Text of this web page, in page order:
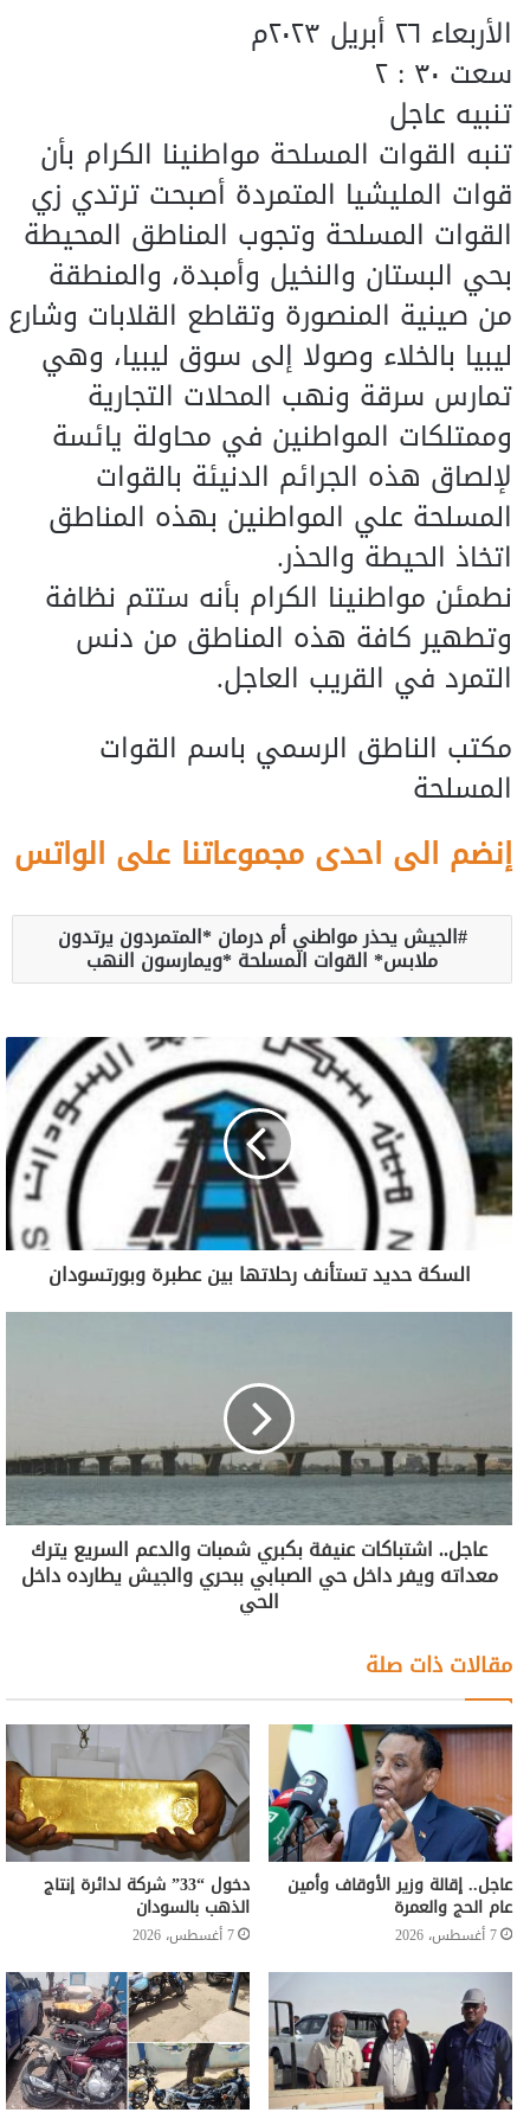
الأربعاء ٢٦ أبريل ٢٠٢٣م
سعت ٣٠ : ٢
تنبيه عاجل
تنبه القوات المسلحة مواطنينا الكرام بأن
قوات المليشيا المتمردة أصبحت ترتدي زي
القوات المسلحة وتجوب المناطق المحيطة
بحي البستان والنخيل وأمبدة، والمنطقة
من صينية المنصورة وتقاطع القلابات وشارع
ليبيا بالخلاء وصولا إلى سوق ليبيا، وهي
تمارس سرقة ونهب المحلات التجارية
وممتلكات المواطنين في محاولة يائسة
لإلصاق هذه الجرائم الدنيئة بالقوات
المسلحة علي المواطنين بهذه المناطق
اتخاذ الحيطة والحذر.
نطمئن مواطنينا الكرام بأنه ستتم نظافة
وتطهير كافة هذه المناطق من دنس
التمرد في القريب العاجل.
مكتب الناطق الرسمي باسم القوات
المسلحة
إنضم الى احدى مجموعاتنا على الواتس
الجيش يحذر مواطني أم درمان *المتمردون يرتدون
ملابس* القوات المسلحة *ويمارسون النهب
السكة حديد تستأنف رحلاتها بين عطبرة وبورتسودان
عاجل.. اشتباكات عنيفة بكبري شمبات والدعم السريع يترك
معداته ويفر داخل حي الصبابي ببحري والجيش يطارده داخل
الحي
مقالات ذات صلة
عاجل.. إقالة وزير الأوقاف وأمين
عام الحج والعمرة
7 أغسطس، 2026
دخول “33” شركة لدائرة إنتاج
الذهب بالسودان
7 أغسطس، 2026